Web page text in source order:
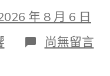
年 8 月 6 日
在
〈【趙
尚無留言